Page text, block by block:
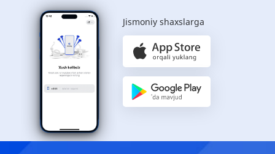
Jismoniy shaxslarga